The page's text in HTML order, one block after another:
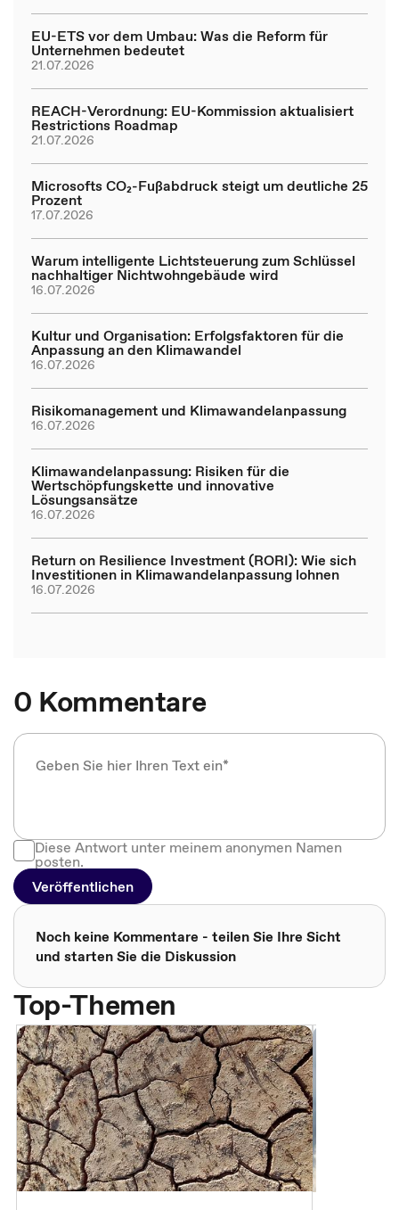
EU-ETS vor dem Umbau: Was die Reform für
Unternehmen bedeutet
21.07.2026
REACH-Verordnung: EU-Kommission aktualisiert
Restrictions Roadmap
21.07.2026
Microsofts CO₂-Fußabdruck steigt um deutliche 25
Prozent
17.07.2026
Warum intelligente Lichtsteuerung zum Schlüssel
nachhaltiger Nichtwohngebäude wird
16.07.2026
Kultur und Organisation: Erfolgsfaktoren für die
Anpassung an den Klimawandel
16.07.2026
Risikomanagement und Klimawandelanpassung
16.07.2026
Klimawandelanpassung: Risiken für die
Wertschöpfungskette und innovative
Lösungsansätze
16.07.2026
Return on Resilience Investment (RORI): Wie sich
Investitionen in Klimawandelanpassung lohnen
16.07.2026
0 Kommentare
Diese Antwort unter meinem anonymen Namen
posten.
Veröffentlichen
Noch keine Kommentare - teilen Sie Ihre Sicht
und starten Sie die Diskussion
Top-Themen